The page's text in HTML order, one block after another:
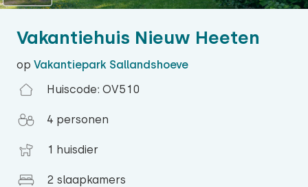
Vakantiehuis Nieuw Heeten
op Vakantiepark Sallandshoeve
Huiscode: OV510
4 personen
1 huisdier
2 slaapkamers